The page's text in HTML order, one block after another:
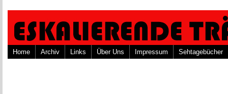
Home Archiv Links Über Uns Impressum Sehtagebücher